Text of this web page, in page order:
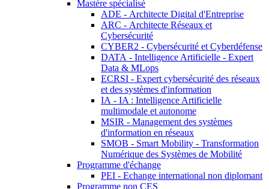
Mastère spécialisé
ADE - Architecte Digital d'Entreprise
ARC - Architecte Réseaux et
Cybersécurité
CYBER2 - Cybersécurité et Cyberdéfense
DATA - Intelligence Artificielle - Expert
Data & MLops
ECRSI - Expert cybersécurité des réseaux
et des systèmes d'information
IA - IA : Intelligence Artificielle
multimodale et autonome
MSIR - Management des systèmes
d'information en réseaux
SMOB - Smart Mobility - Transformation
Numérique des Systèmes de Mobilité
Programme d'échange
PEI - Echange international non diplomant
Programme non CES